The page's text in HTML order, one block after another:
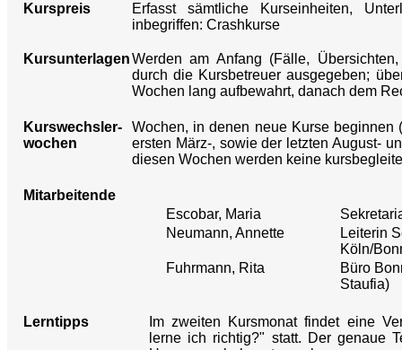
Kurspreis
Erfasst sämtliche Kurseinheiten,
inbegriffen: Crashkurse
KursunterlagenWerden am Anfang (Fälle,
durch die Kursbetreuer ausgegeben;
Wochen lang aufbewahrt, danach dem
Kurswechsler-
wochen
Wochen, in denen neue Kurse beginnen
ersten März-, sowie der letzten August-
diesen Wochen werden keine
Mitarbeitende
Escobar, Maria
Neumann, Annette
Leiterin
Köln/
Fuhrmann, Rita
Büro
Staufia)
Lerntipps
Im zweiten Kursmonat findet eine
lerne ich richtig?" statt. Der genaue